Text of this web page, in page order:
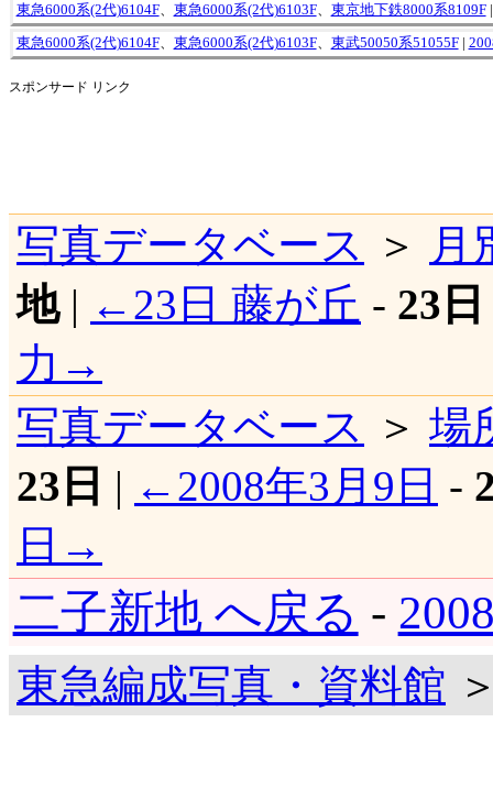
東急6000系(2代)6104F、 東急6000系(2代)6103F、 東京地下鉄8000系8109F
東急6000系(2代)6104F、 東急6000系(2代)6103F、 東武50050系51055F|
スポンサード リンク
写真データベース ＞
月
地| ←23日 藤が丘 - 23
力→
写真データベース
＞ 場
23日 | ←2008年3月9日 -
日→
二子新地 へ戻る -
東急編成写真・資料館